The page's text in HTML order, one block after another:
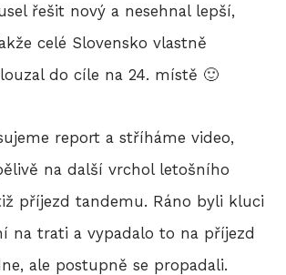
řešit nový a nesehnal lepší,
celé Slovensko vlastně
do cíle na 24. místě 🙂
report a stříháme video,
na další vrchol letošního
příjezd tandemu. Ráno byli kluci
na trati a vypadalo to na příjezd
ale postupně se propadali.